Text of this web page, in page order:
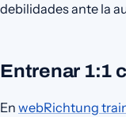
debilidades ante la
Entrenar 1:1
En webRichtung